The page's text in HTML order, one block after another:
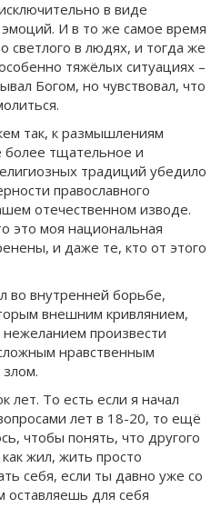
в виде
И в то же самое время
в людях, и тогда же
тяжёлых ситуациях –
Богом, но чувствовал, что
так, к размышлениям
более тщательное и
традиций убедило
православного
отечественном изводе.
это моя национальная
и даже те, кто от этого
внутренней борьбе,
внешним кривлянием,
произвести
нравственным
лет. То есть если я начал
лет в 18-20, то ещё
чтобы понять, что другого
жил, жить просто
себя, если ты давно уже со
оставляешь для себя